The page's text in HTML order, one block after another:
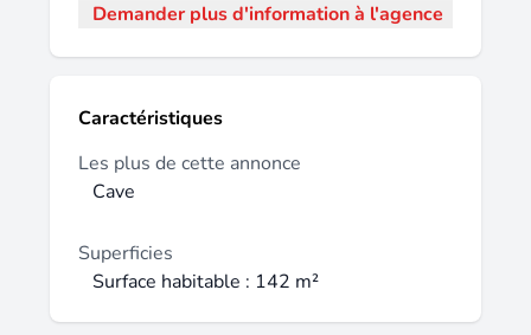
d'esthétique, soins corporels, massage ou
être réhabilité pour les professions de
santé (orthophoniste, kinésithérapeute,
ostéopathe. ) ou en bureaux coworking ou
utilisé comme espace de stockage (type
Espace modulable, un lieu pour développer
votre activité dans un cadre fonctionnel et
Demander plus d'information à l'agence
Caractéristiques
Les plus de cette annonce
Cave
Superficies
Surface habitable : 142 m²